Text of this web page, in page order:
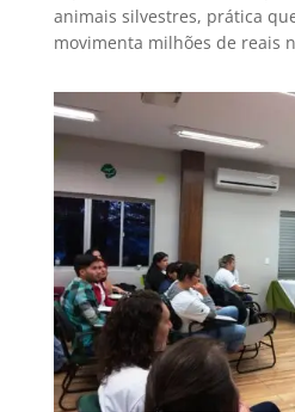
animais silvestres, prática
movimenta milhões de reais